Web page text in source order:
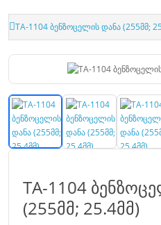
TA-1104 ბენზოცელის დანა (255მმ;
TA-1104
(255მმ; 25.4მმ)